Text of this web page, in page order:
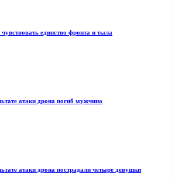
единство фронта и тыла
атаки дрона погиб мужчина
атаки дрона пострадали четыре девушки